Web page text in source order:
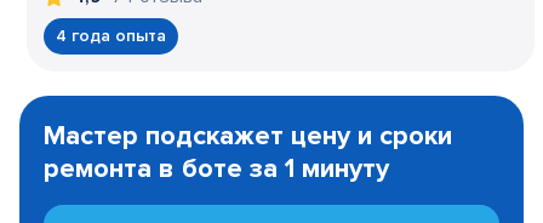
4 года опыта
1
Мастер подскажет цену и сроки
ремонта в боте за 1 минуту